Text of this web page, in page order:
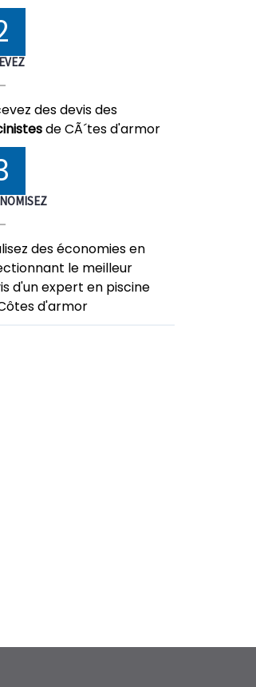
des devis des
de CÃ´tes d'armor
des économies en
le meilleur
d'un expert en piscine
d'armor